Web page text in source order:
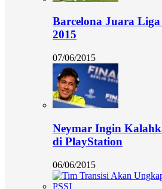
Barcelona Juara
2015
07/06/2015
Neymar Ingin
di PlayStation
06/06/2015